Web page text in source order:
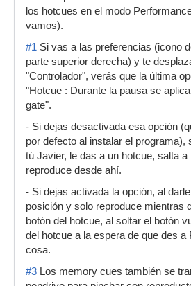
los hotcues en el modo
vamos).
#1 Si vas a las preferencias (icono
parte superior derecha) y te
"Controlador", verás que la última
"Hotcue : Durante la pausa se
gate".
- Si dejas desactivada esa opción
por defecto al instalar el programa),
tú Javier, le das a un hotcue, salta a
reproduce desde ahí.
- Si dejas activada la opción, al
posición y solo reproduce mientras
botón del hotcue, al soltar el botón
del hotcue a la espera de que des a
cosa.
#3 Los memory cues también se